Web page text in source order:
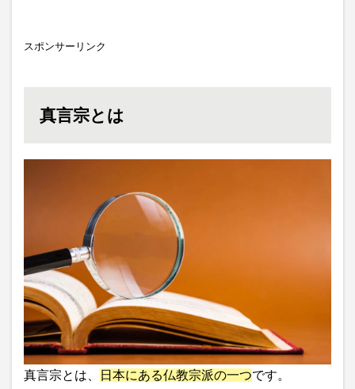
スポンサーリンク
真言宗とは
真言宗とは、 日本にある仏教宗派の一つです。